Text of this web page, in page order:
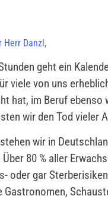
Herr Danzl,
geht ein
viele von uns
hat, im Beruf ebenso
wir den Tod vieler
wir in
Über 80 % aller
oder gar
Gastronomen,